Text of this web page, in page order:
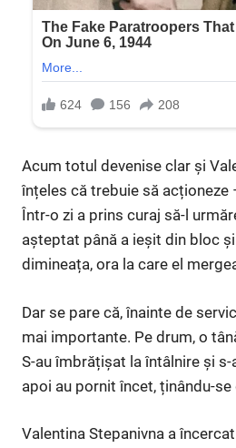
Acum totul devenise clar și
înțeles că trebuie să acționeze
Într-o zi a prins curaj să-l
așteptat până a ieșit din bloc
dimineața, ora la care el
Dar se pare că, înainte de
mai importante. Pe drum, o
S-au îmbrățișat la întâlnire și
apoi au pornit încet, ținându-se
Valentina Stepanivna a